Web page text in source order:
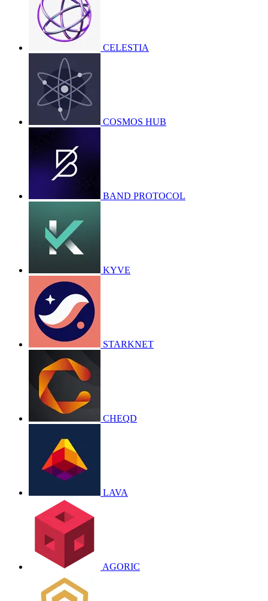
CELESTIA
COSMOS HUB
BAND PROTOCOL
KYVE
STARKNET
CHEQD
LAVA
AGORIC